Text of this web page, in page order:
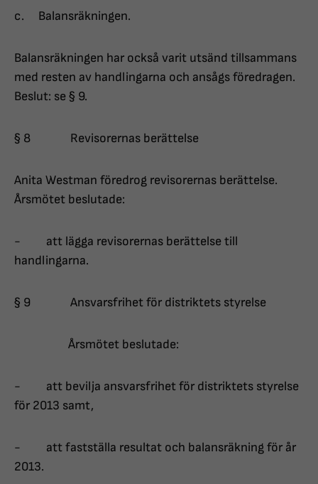
c. Balansräkningen.
Balansräkningen har också varit utsänd tillsammans
med resten av handlingarna och ansågs föredragen.
Beslut: se § 9.
§ 8 Revisorernas berättelse
Anita Westman föredrog revisorernas berättelse.
Årsmötet beslutade:
- att lägga revisorernas berättelse till
handlingarna.
§ 9 Ansvarsfrihet för distriktets styrelse
Årsmötet beslutade:
- att bevilja ansvarsfrihet för distriktets styrelse
för 2013 samt,
- att fastställa resultat och balansräkning för år
2013.